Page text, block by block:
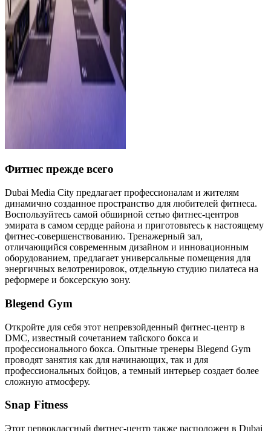
Фитнес прежде всего
Dubai Media City предлагает профессионалам и жителям
динамично созданное пространство для любителей фитнеса.
Воспользуйтесь самой обширной сетью фитнес-центров
эмирата в самом сердце района и приготовьтесь к настоящему
фитнес-совершенствованию. Тренажерный зал,
отличающийся современным дизайном и инновационным
оборудованием, предлагает универсальные помещения для
энергичных велотренировок, отдельную студию пилатеса на
реформере и боксерскую зону.
Blegend Gym
Откройте для себя этот непревзойденный фитнес-центр в
DMC, известный сочетанием тайского бокса и
профессионального бокса. Опытные тренеры Blegend Gym
проводят занятия как для начинающих, так и для
профессиональных бойцов, а темный интерьер создает более
сложную атмосферу.
Snap Fitness
Этот первоклассный фитнес-центр также расположен в Dubai